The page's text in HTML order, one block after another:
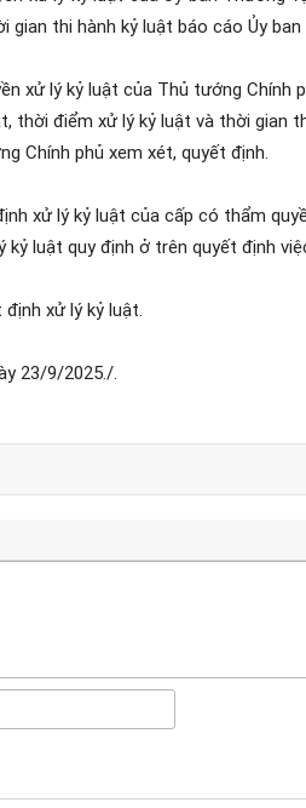
gian thi hành kỷ luật báo cáo Ủy
xử lý kỷ luật của Thủ tướng
thời điểm xử lý kỷ luật và thời gian
Chính phủ xem xét, quyết định.
xử lý kỷ luật của cấp có thẩm
kỷ luật quy định ở trên quyết định
xử lý kỷ luật.
23/9/2025./.